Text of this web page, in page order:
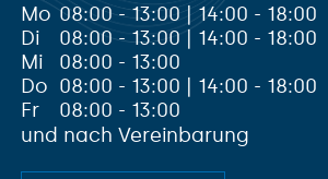
Mo 08:00 - 13:00 | 14:00 - 18:00
Di
08:00 - 13:00 | 14:00 - 18:00
Mi
08:00 - 13:00
Do 08:00 - 13:00 | 14:00 - 18:00
Fr
08:00 - 13:00
und nach Vereinbarung